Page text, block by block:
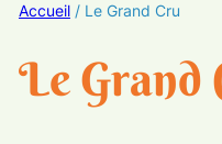
Accueil/ Le Grand Cru
Le Grand